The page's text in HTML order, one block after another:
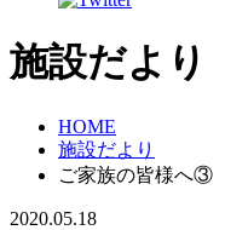
施設だより
HOME
施設だより
ご家族の皆様へ③
2020.05.18